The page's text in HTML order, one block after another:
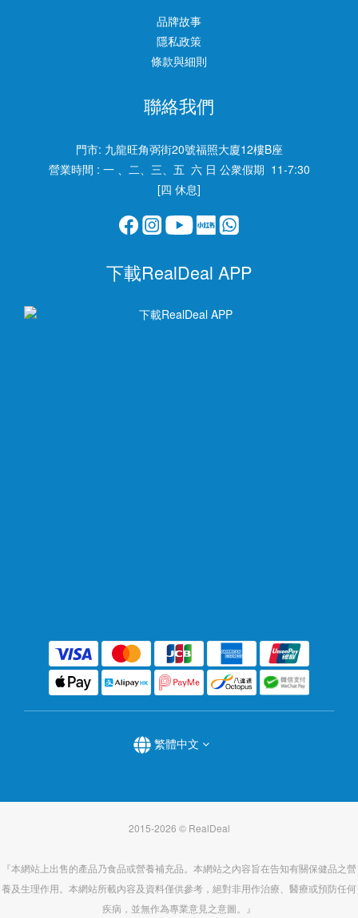
品牌故事
隱私政策
條款與細則
聯絡我們
門市: 九龍旺角弼街20號福照大廈12樓B座
營業時間 : 一 、二、三、五 六 日 公衆假期 11-7:30
[四 休息]
下載RealDeal APP
繁體中文
2015-2026 © RealDeal
『本網站上出售的產品乃食品或營養補充品。本網站之內容旨在告知有關保健品之營
養及生理作用。本網站所載內容及資料僅供參考，絕對非用作治療、醫療或預防任何
疾病，並無作為專業意見之意圖。』